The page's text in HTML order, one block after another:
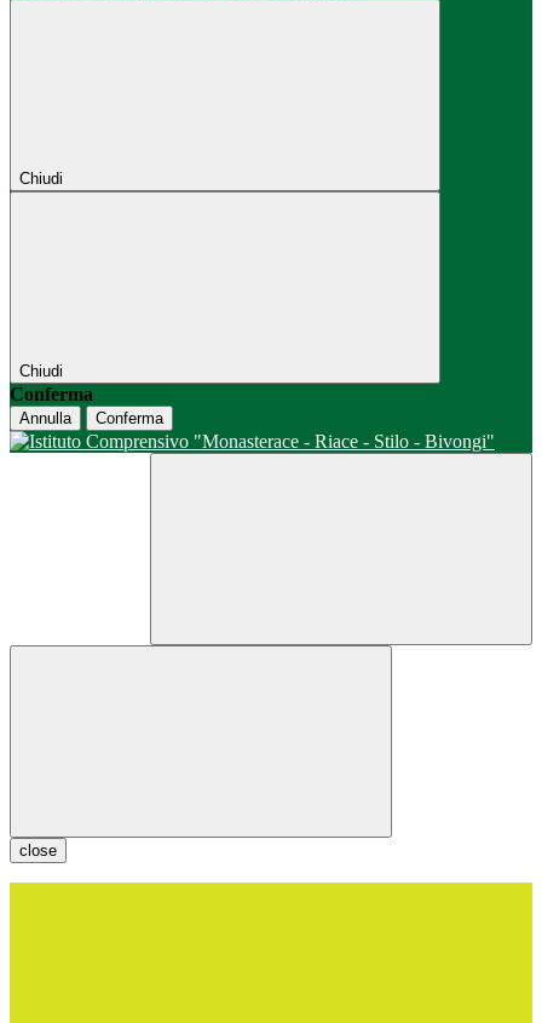
Chiudi
Chiudi
Conferma
Annulla Conferma
close